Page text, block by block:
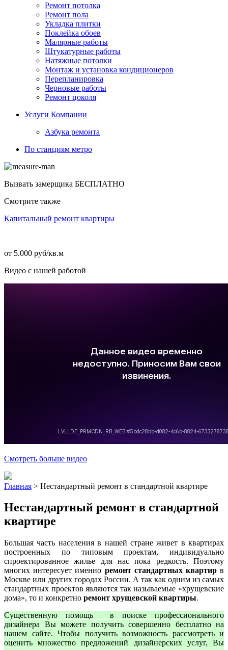
Ремонт потолка
Ремонт пола
Укладка плитки
Поклейка обоев
Малярные работы
Штукатурные работы
Натяжные потолки
Монтаж и установка кондиционеров
Перепланировка
Черновые работы
Ремонт цоколя
Услуги Компании
Азбука ремонта
По станциям метро
Вызвать замерщика БЕСПЛАТНО
Смотрите также
Капитальный ремонт квартиры
от 5.000 руб/кв.м
Видео с нашей работой
Смотреть больше видео
Главная > Нестандартный ремонт в стандартной квартире
Нестандартный ремонт в стандартной
квартире
Большая часть населения в нашей стране живет в квартирах
построенных по типовым проектам, индивидуально
спроектированное жилье для нас пока редкость. Поэтому
многих интересует именно ремонт стандартных квартирв
Москве или других городах России. А так как одним из самых
стандартных проектов являются так называемые «хрущевские
дома», то и конкретно ремонт хрущевской квартиры.
Существенную помощь в поиске профессионального
дизайнера Вы можете получить совершенно бесплатно на
нашем сайте. Чтобы получить возможность рассмотреть и
оценить множество предложений дизайнерских услуг, Вы